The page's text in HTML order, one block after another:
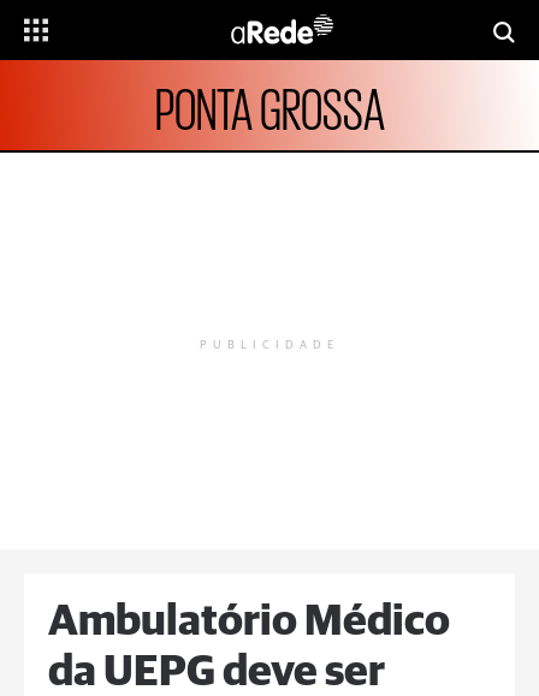
PONTA GROSSA
PUBLICIDADE
Ambulatório Médico
da UEPG deve ser